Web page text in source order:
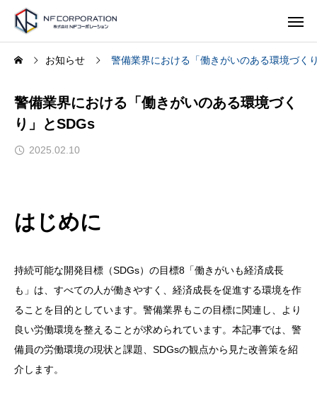
お知らせ 警備業界における「働きがいのある環境づく
警備業界における「働きがいのある環境づく
り」とSDGs
2025.02.10
はじめに
持続可能な開発目標（SDGs）の目標8「働きがいも経済成長
も」は、すべての人が働きやすく、経済成長を促進する環境を作
ることを目的としています。警備業界もこの目標に関連し、より
良い労働環境を整えることが求められています。本記事では、警
備員の労働環境の現状と課題、SDGsの観点から見た改善策を紹
介します。